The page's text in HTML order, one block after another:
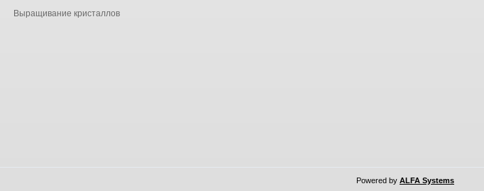
Выращивание кристаллов
Powered by ALFA Systems